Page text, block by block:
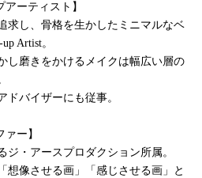
アーティスト】
求し、骨格を生かしたミニマルなベ
Artist。
し磨きをかけるメイクは幅広い層の
ドバイザーにも従事。
ー】
ジ・アースプロダクション所属。
想像させる画」「感じさせる画」と